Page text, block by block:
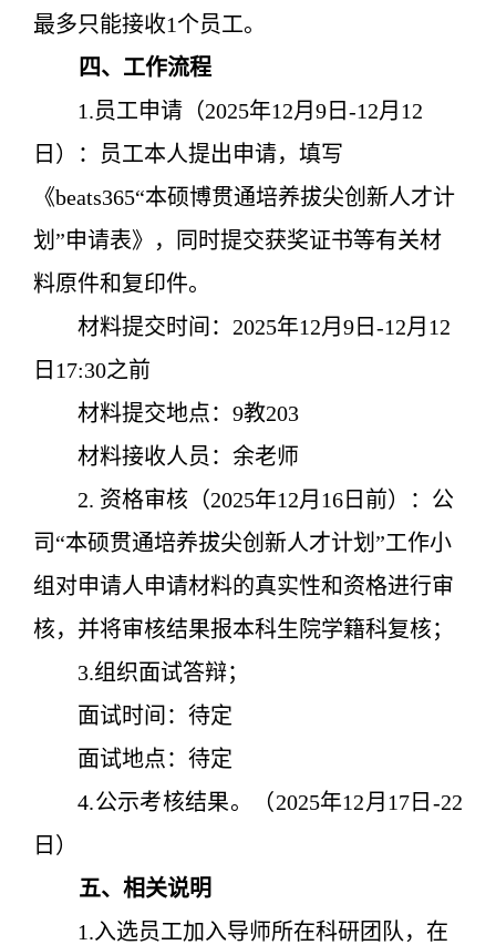
最多只能接收1个员工。
四、工作流程
1.员工申请（2025年12月9日-12月12
日）：员工本人提出申请，填写
《beats365“本硕博贯通培养拔尖创新人才计
划”申请表》，同时提交获奖证书等有关材
料原件和复印件。
材料提交时间：2025年12月9日-12月12
日17:30之前
材料提交地点：9教203
材料接收人员：余老师
2. 资格审核（2025年12月16日前）：公
司“本硕贯通培养拔尖创新人才计划”工作小
组对申请人申请材料的真实性和资格进行审
核，并将审核结果报本科生院学籍科复核；
3.组织面试答辩；
面试时间：待定
面试地点：待定
4.公示考核结果。（2025年12月17日-22
日）
五、相关说明
1.入选员工加入导师所在科研团队，在